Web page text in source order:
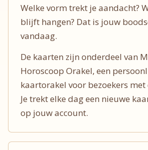
Welke vorm trekt je aandacht?
blijft hangen? Dat is jouw
vandaag.
De kaarten zijn onderdeel van
Horoscoop Orakel, een
kaartorakel voor bezoekers met
Je trekt elke dag een nieuwe
op jouw account.